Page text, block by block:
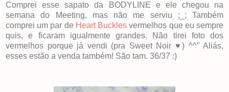
Comprei esse sapato da BODYLINE e ele chegou na
semana do Meeting, mas não me serviu ;_; Também
comprei um par de Heart Buckles vermelhos que eu sempre
quis, e ficaram igualmente grandes. Não tirei foto dos
vermelhos porque já vendi (pra Sweet Noir ♥) ^^" Aliás,
esses estão a venda também! São tam. 36/37 :)